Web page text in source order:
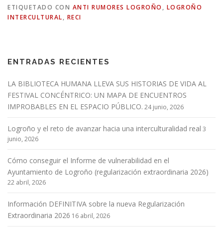
ETIQUETADO CON ANTI RUMORES LOGROÑO , LOGROÑO
INTERCULTURAL, RECI
ENTRADAS RECIENTES
LA BIBLIOTECA HUMANA LLEVA SUS HISTORIAS DE VIDA AL
FESTIVAL CONCÉNTRICO: UN MAPA DE ENCUENTROS
IMPROBABLES EN EL ESPACIO PÚBLICO. 24 junio, 2026
Logroño y el reto de avanzar hacia una interculturalidad real 3
junio, 2026
Cómo conseguir el Informe de vulnerabilidad en el
Ayuntamiento de Logroño (regularización extraordinaria 2026)
22 abril, 2026
Información DEFINITIVA sobre la nueva Regularización
Extraordinaria 2026 16 abril, 2026